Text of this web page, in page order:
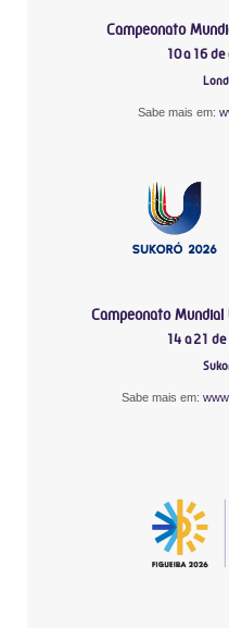
Campeonato
10 a 16
Sabe mais em:
Campeonato Mundial
14 a 21
Sabe mais em: